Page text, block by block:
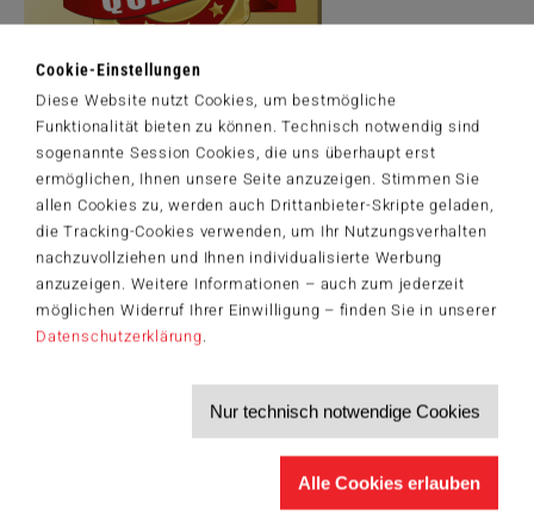
Cookie-Einstellungen
Diese Website nutzt Cookies, um bestmögliche
Funktionalität bieten zu können. Technisch notwendig sind
sogenannte Session Cookies, die uns überhaupt erst
ermöglichen, Ihnen unsere Seite anzuzeigen. Stimmen Sie
allen Cookies zu, werden auch Drittanbieter-Skripte geladen,
die Tracking-Cookies verwenden, um Ihr Nutzungsverhalten
nachzuvollziehen und Ihnen individualisierte Werbung
anzuzeigen. Weitere Informationen – auch zum jederzeit
möglichen Widerruf Ihrer Einwilligung – finden Sie in unserer
Datenschutzerklärung
Nur technisch notwendige Cookies
Alle Cookies erlauben
Artikelnummer: 58644
© REDINA TILI. www.RedinaTiliArt.com
Der Schmidt-Spiele-Newsletter
Jetzt anmelden und 5€ Willkommensrabatt sichern
Bleiben Sie auf dem Laufenden zu Neuheiten, Trends und aktuellen
Willkommensgutschein in Höhe von 5€ für Ihren nächsten Einkauf im
Informationen zu Veranstaltungen und Aktionen
Service-Informationen, z.B. zur Ersatzteilversorgung